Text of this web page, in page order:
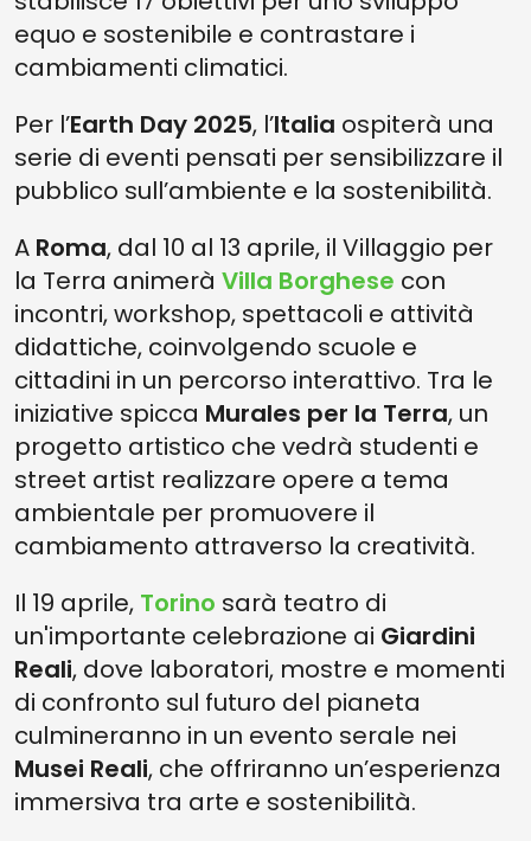
equo e sostenibile e contrastare i
cambiamenti climatici.
Per l’Earth Day 2025, l’Italia ospiterà una
serie di eventi pensati per sensibilizzare il
pubblico sull’ambiente e la sostenibilità.
A Roma, dal 10 al 13 aprile, il Villaggio per
la Terra animerà Villa Borghese con
incontri, workshop, spettacoli e attività
didattiche, coinvolgendo scuole e
cittadini in un percorso interattivo. Tra le
iniziative spicca Murales per la Terra, un
progetto artistico che vedrà studenti e
street artist realizzare opere a tema
ambientale per promuovere il
cambiamento attraverso la creatività.
Il 19 aprile, Torino sarà teatro di
un'importante celebrazione ai Giardini
Reali, dove laboratori, mostre e momenti
di confronto sul futuro del pianeta
culmineranno in un evento serale nei
Musei Reali, che offriranno un’esperienza
immersiva tra arte e sostenibilità.